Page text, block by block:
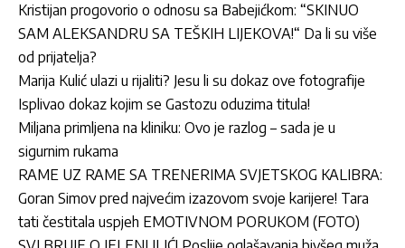
Kristijan progovorio o odnosu sa Babejićkom: “SKINUO
SAM ALEKSANDRU SA TEŠKIH LIJEKOVA!“ Da li su više
od prijatelja?
Marija Kulić ulazi u rijaliti? Jesu li su dokaz ove fotografije
Isplivao dokaz kojim se Gastozu oduzima titula!
Miljana primljena na kliniku: Ovo je razlog – sada je u
sigurnim rukama
RAME UZ RAME SA TRENERIMA SVJETSKOG KALIBRA:
Goran Simov pred najvećim izazovom svoje karijere! Tara
tati čestitala uspjeh EMOTIVNOM PORUKOM (FOTO)